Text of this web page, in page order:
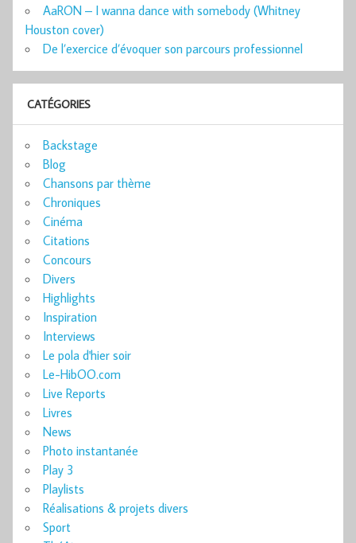
AaRON – I wanna dance with somebody (Whitney
Houston cover)
De l’exercice d’évoquer son parcours professionnel
CATÉGORIES
Backstage
Blog
Chansons par thème
Chroniques
Cinéma
Citations
Concours
Divers
Highlights
Inspiration
Interviews
Le pola d'hier soir
Le-HibOO.com
Live Reports
Livres
News
Photo instantanée
Play 3
Playlists
Réalisations & projets divers
Sport